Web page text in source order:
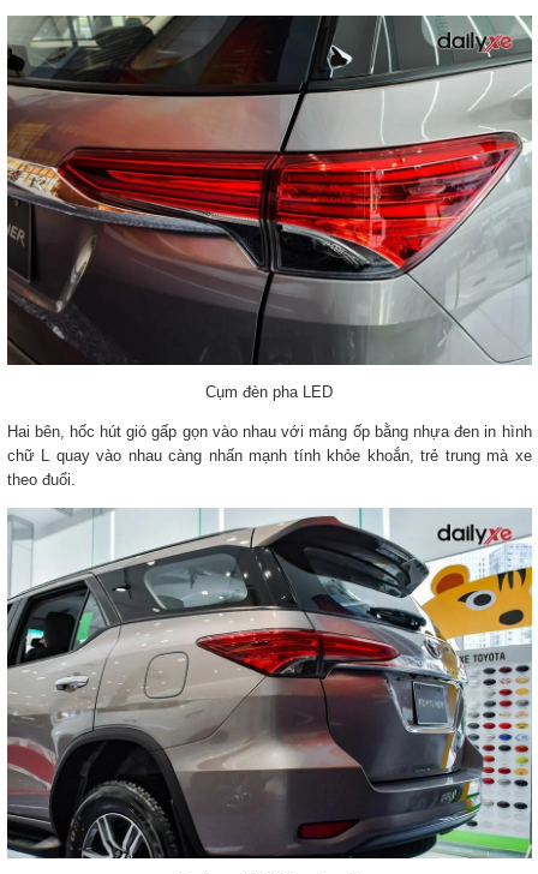
Cụm đèn pha LED
Hai bên, hốc hút gió gấp gọn vào nhau với mảng ốp bằng nhựa đen in hình
chữ L quay vào nhau càng nhấn mạnh tính khỏe khoắn, trẻ trung mà xe
theo đuổi.